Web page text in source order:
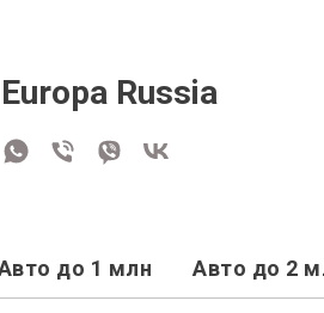
Russia
до 1 млн Авто до 2